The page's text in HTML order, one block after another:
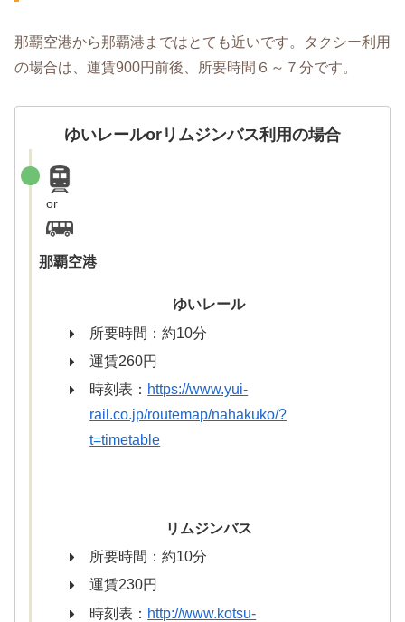
那覇空港から那覇港まではとても近いです。タクシー利用
の場合は、運賃900円前後、所要時間６～７分です。
ゆいレールorリムジンバス利用の場合
or
那覇空港
ゆいレール
所要時間：約10分
運賃260円
時刻表： https://www.yui-
rail.co.jp/routemap/nahakuko/?
t=timetable
リムジンバス
所要時間：約10分
運賃230円
時刻表： http://www.kotsu-